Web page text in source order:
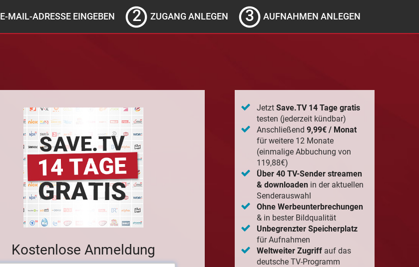
E-MAIL-ADRESSE EINGEBEN ZUGANG ANLEGEN AUFNAHMEN ANLEGEN
Kostenlose Anmeldung
Jetzt Save.TV 14 Tage gratis
testen (jederzeit kündbar)
Anschließend 9,99€ / Monat
für weitere 12 Monate
(einmalige Abbuchung von
119,88€)
Über 40 TV-Sender streamen
& downloadenin der aktuellen
Senderauswahl
Ohne Werbeunterbrechungen
& in bester Bildqualität
Unbegrenzter Speicherplatz
für Aufnahmen
Weltweiter Zugriffauf das
deutsche TV-Programm